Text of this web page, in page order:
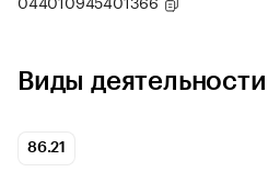
Виды деятельности
86.21